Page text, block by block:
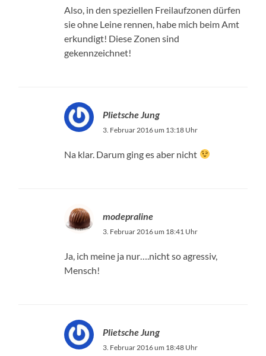
Also, in den speziellen Freilaufzonen dürfen
sie ohne Leine rennen, habe mich beim Amt
erkundigt! Diese Zonen sind
gekennzeichnet!
Plietsche Jung
3. Februar 2016 um 13:18 Uhr
Na klar. Darum ging es aber nicht
modepraline
3. Februar 2016 um 18:41 Uhr
Ja, ich meine ja nur….nicht so agressiv,
Mensch!
Plietsche Jung
3. Februar 2016 um 18:48 Uhr